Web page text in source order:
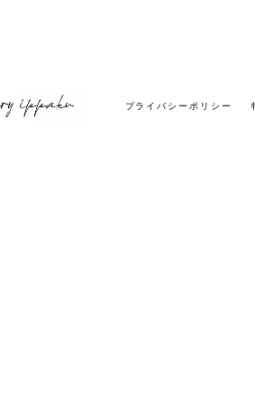
プライバシーポリシー